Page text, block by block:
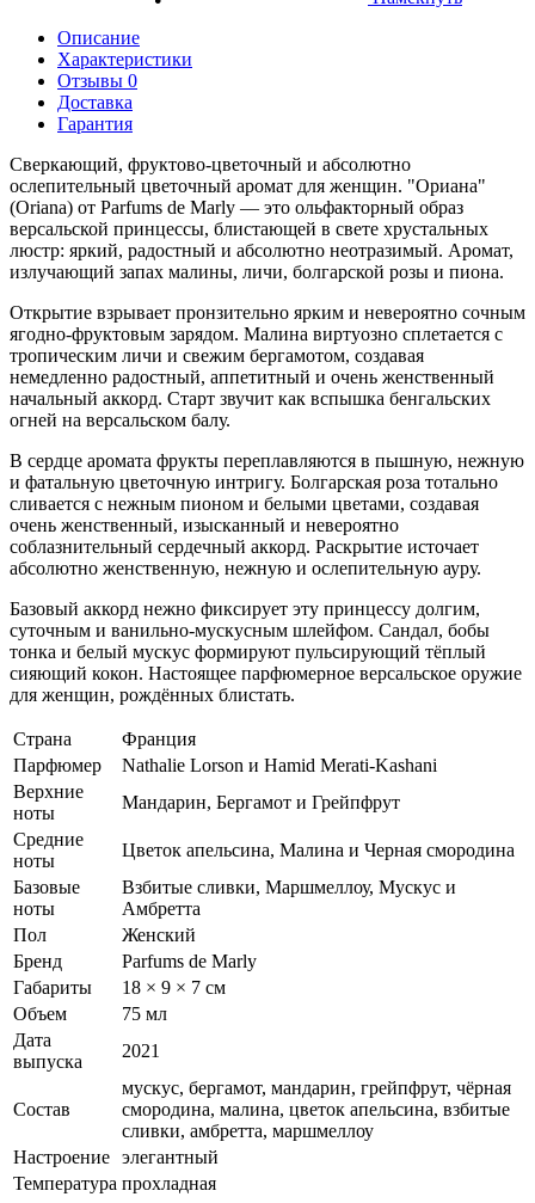
Описание
Характеристики
Отзывы 0
Доставка
Гарантия
Сверкающий, фруктово-цветочный и абсолютно
ослепительный цветочный аромат для женщин. "Ориана"
(Oriana) от Parfums de Marly — это ольфакторный образ
версальской принцессы, блистающей в свете хрустальных
люстр: яркий, радостный и абсолютно неотразимый. Аромат,
излучающий запах малины, личи, болгарской розы и пиона.
Открытие взрывает пронзительно ярким и невероятно сочным
ягодно-фруктовым зарядом. Малина виртуозно сплетается с
тропическим личи и свежим бергамотом, создавая
немедленно радостный, аппетитный и очень женственный
начальный аккорд. Старт звучит как вспышка бенгальских
огней на версальском балу.
В сердце аромата фрукты переплавляются в пышную, нежную
и фатальную цветочную интригу. Болгарская роза тотально
сливается с нежным пионом и белыми цветами, создавая
очень женственный, изысканный и невероятно
соблазнительный сердечный аккорд. Раскрытие источает
абсолютно женственную, нежную и ослепительную ауру.
Базовый аккорд нежно фиксирует эту принцессу долгим,
суточным и ванильно-мускусным шлейфом. Сандал, бобы
тонка и белый мускус формируют пульсирующий тёплый
сияющий кокон. Настоящее парфюмерное версальское оружие
для женщин, рождённых блистать.
Страна
Франция
Парфюмер
Nathalie Lorson и Hamid Merati-Kashani
Верхние
ноты
Мандарин, Бергамот и Грейпфрут
Средние
ноты
Цветок апельсина, Малина и Черная смородина
Базовые
ноты
Взбитые сливки, Маршмеллоу, Мускус и
Амбретта
Пол
Женский
Бренд
Parfums de Marly
Габариты
18 × 9 × 7 см
Объем
75 мл
Дата
выпуска
2021
Состав
мускус, бергамот, мандарин, грейпфрут, чёрная
смородина, малина, цветок апельсина, взбитые
сливки, амбретта, маршмеллоу
Настроение элегантный
Температура прохладная